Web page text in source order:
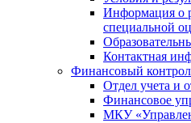
Информация о
специальной
Контактная
Финансовый
Отдел учета и
Финансовое
МКУ